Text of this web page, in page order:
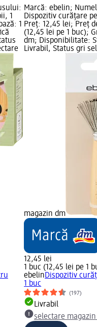
1
1
Marcă: ebelin;
Dispozitiv curățare
Preț: 12,45 lei; Preț
(12,45 lei pe 1 buc);
dm; Disponibilitate:
Livrabil, Status gri
magazin dm
12,45 lei
1 buc (12,45 lei pe 1
ebelinDispozitiv
1 buc
(197)
Livrabil
selectare